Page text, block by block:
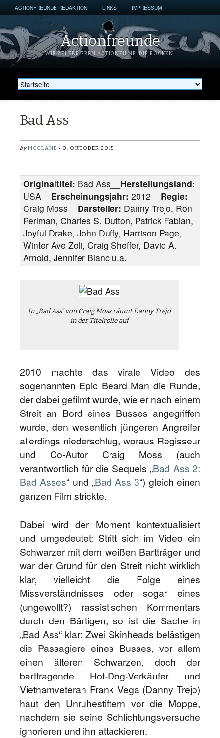
ACTIONFREUNDE REDAKTION LINKS IMPRESSUM
Actionfreunde
WIR ZELEBRIEREN ACTIONFILME, DIE ROCKEN!
Bad Ass
by MCCLANE • 3. OKTOBER 2015
Originaltitel: Bad Ass__ Herstellungsland:
USA__ Erscheinungsjahr: 2012__ Regie:
Craig Moss__ Darsteller: Danny Trejo, Ron
Perlman, Charles S. Dutton, Patrick Fabian,
Joyful Drake, John Duffy, Harrison Page,
Winter Ave Zoli, Craig Sheffer, David A.
Arnold, Jennifer Blanc u.a.
In „Bad Ass“ von Craig Moss räumt Danny Trejo
in der Titelrolle auf
2010 machte das virale Video des
sogenannten Epic Beard Man die Runde,
der dabei gefilmt wurde, wie er nach einem
Streit an Bord eines Busses angegriffen
wurde, den wesentlich jüngeren Angreifer
allerdings niederschlug, woraus Regisseur
und Co-Autor Craig Moss (auch
verantwortlich für die Sequels „Bad Ass 2:
Bad Asses“ und „Bad Ass 3“) gleich einen
ganzen Film strickte.
Dabei wird der Moment kontextualisiert
und umgedeutet: Stritt sich im Video ein
Schwarzer mit dem weißen Bartträger und
war der Grund für den Streit nicht wirklich
klar, vielleicht die Folge eines
Missverständnisses oder sogar eines
(ungewollt?) rassistischen Kommentars
durch den Bärtigen, so ist die Sache in
„Bad Ass“ klar: Zwei Skinheads belästigen
die Passagiere eines Busses, vor allem
einen älteren Schwarzen, doch der
barttragende Hot-Dog-Verkäufer und
Vietnamveteran Frank Vega (Danny Trejo)
haut den Unruhestiftern vor die Moppe,
nachdem sie seine Schlichtungsversuche
ignorieren und ihn attackieren.